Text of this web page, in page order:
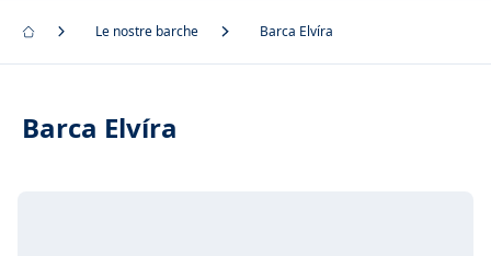
Le nostre barche Barca Elvíra
Barca Elvíra